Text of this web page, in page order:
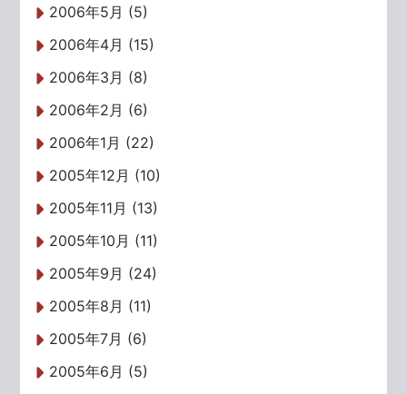
2006年5月 (5)
2006年4月 (15)
2006年3月 (8)
2006年2月 (6)
2006年1月 (22)
2005年12月 (10)
2005年11月 (13)
2005年10月 (11)
2005年9月 (24)
2005年8月 (11)
2005年7月 (6)
2005年6月 (5)